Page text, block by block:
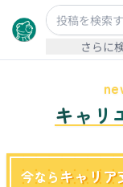
さらに
キャリ
今なら キャリア